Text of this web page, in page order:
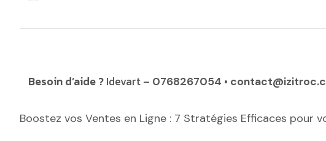
Besoin d’aide ?Idevart – 0768267054 •
Boostez vos Ventes en Ligne : 7 Stratégies Efficaces pour